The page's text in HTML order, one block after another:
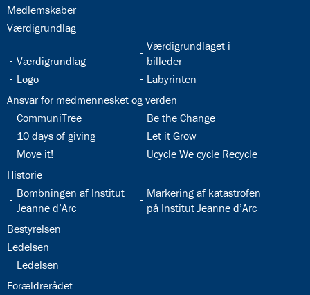
32.2:
Medlemskaber
32.3:
Værdigrundlag
32.4:
Værdigrundlag
32.5:
Værdigrundlaget i
billeder
32.6:
Logo 32.7:
Labyrinten
32.8:
Ansvar for medmennesket og verden
32.9:
CommuniTree 32.10:
Be the Change
32.11:
10 days of giving 32.12:
Let it Grow
32.13:
Move it! 32.14:
Ucycle We cycle Recycle
32.15:
Historie
32.16:
Bombningen af Institut
Jeanne d’Arc
32.17:
Markering af katastrofen
på Institut Jeanne d’Arc
32.18:
Bestyrelsen
32.19:
Ledelsen
32.20:
Ledelsen
32.21:
Forældrerådet